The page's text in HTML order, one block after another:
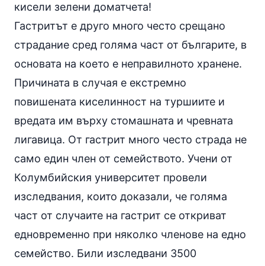
кисели зелени доматчета!
Гастритът е друго много често срещано
страдание сред голяма част от българите, в
основата на което е неправилното хранене.
Причината в случая е екстремно
повишената киселинност на туршиите и
вредата им върху стомашната и чревната
лигавица. От гастрит много често страда не
само един член от семейството. Учени от
Колумбийския университет провели
изследвания, които доказали, че голяма
част от случаите на гастрит се откриват
едновременно при няколко членове на едно
семейство. Били изследвани 3500